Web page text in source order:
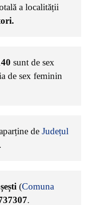
a localității
sunt de sex
de sex feminin
de Județul
.
(Comuna
.